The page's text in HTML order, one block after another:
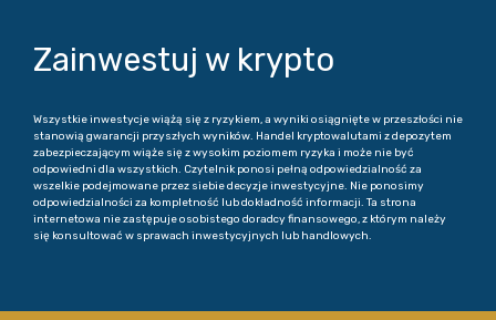
Zainwestuj w krypto
Wszystkie inwestycje wiążą się z ryzykiem, a wyniki osiągnięte w przeszłości nie
stanowią gwarancji przyszłych wyników. Handel kryptowalutami z depozytem
zabezpieczającym wiąże się z wysokim poziomem ryzyka i może nie być
odpowiedni dla wszystkich. Czytelnik ponosi pełną odpowiedzialność za
wszelkie podejmowane przez siebie decyzje inwestycyjne. Nie ponosimy
odpowiedzialności za kompletność lub dokładność informacji. Ta strona
internetowa nie zastępuje osobistego doradcy finansowego, z którym należy
się konsultować w sprawach inwestycyjnych lub handlowych.